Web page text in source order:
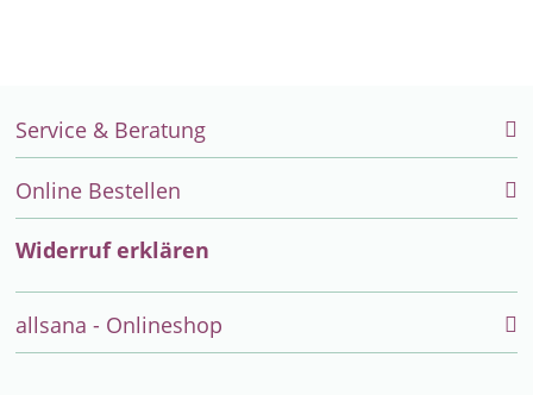
Service & Beratung
Online Bestellen
Widerruf erklären
allsana - Onlineshop